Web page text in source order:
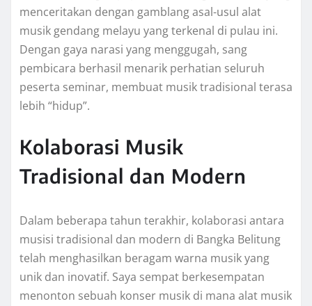
menceritakan dengan gamblang asal-usul alat
musik gendang melayu yang terkenal di pulau ini.
Dengan gaya narasi yang menggugah, sang
pembicara berhasil menarik perhatian seluruh
peserta seminar, membuat musik tradisional terasa
lebih “hidup”.
Kolaborasi Musik
Tradisional dan Modern
Dalam beberapa tahun terakhir, kolaborasi antara
musisi tradisional dan modern di Bangka Belitung
telah menghasilkan beragam warna musik yang
unik dan inovatif. Saya sempat berkesempatan
menonton sebuah konser musik di mana alat musik